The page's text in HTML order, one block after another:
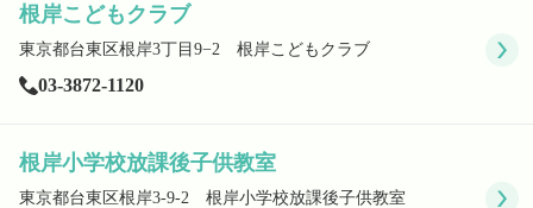
根岸こどもクラブ
東京都台東区根岸3丁目9−2 根岸こどもクラブ
03-3872-1120
根岸小学校放課後子供教室
東京都台東区根岸3-9-2 根岸小学校放課後子供教室